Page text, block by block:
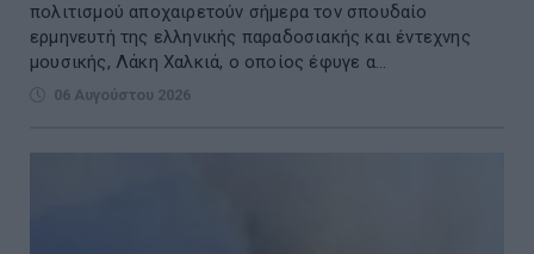
πολιτισμού αποχαιρετούν σήμερα τον σπουδαίο
ερμηνευτή της ελληνικής παραδοσιακής και έντεχνης
μουσικής, Λάκη Χαλκιά, ο οποίος έφυγε α...
06 Αυγούστου 2026